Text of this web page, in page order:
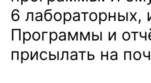
6 лабораторных,
Программы и
присылать на